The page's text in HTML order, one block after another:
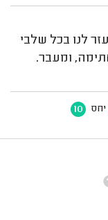
לנו בכל שלבי
ומעבר.
יחס 10